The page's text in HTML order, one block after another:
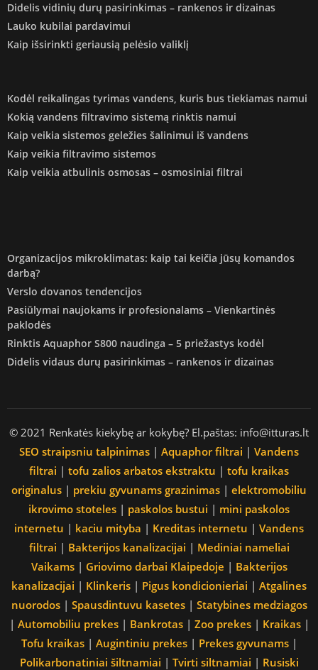
Didelis vidinių durų pasirinkimas – rankenos ir dizainas
Lauko kubilai pardavimui
Kaip išsirinkti geriausią pelėsio valiklį
Kodėl reikalingas tyrimas vandens, kuris bus tiekiamas namui
Kokią vandens filtravimo sistemą rinktis namui
Kaip veikia sistemos geležies šalinimui iš vandens
Kaip veikia filtravimo sistemos
Kaip veikia atbulinis osmosas – osmosiniai filtrai
Organizacijos mikroklimatas: kaip tai keičia jūsų komandos
darbą?
Verslo dovanos tendencijos
Pasiūlymai naujokams ir profesionalams – Vienkartinės
paklodės
Rinktis Aquaphor S800 naudinga – 5 priežastys kodėl
Didelis vidaus durų pasirinkimas – rankenos ir dizainas
© 2021 Renkatės kiekybę ar kokybę? El.paštas: info@itturas.lt
SEO straipsniu talpinimas | Aquaphor filtrai | Vandens
filtrai | tofu zalios arbatos ekstraktu | tofu kraikas
originalus | prekiu gyvunams grazinimas | elektromobiliu
ikrovimo stoteles | paskolos bustui | mini paskolos
internetu | kaciu mityba | Kreditas internetu | Vandens
filtrai | Bakterijos kanalizacijai | Mediniai nameliai
Vaikams| Griovimo darbai Klaipedoje | Bakterijos
kanalizacijai | Klinkeris | Pigus kondicionieriai | Atgalines
nuorodos| Spausdintuvu kasetes| Statybines medziagos
| Automobiliu prekes| Bankrotas| Zoo prekes| Kraikas|
Tofu kraikas| Augintiniu prekes| Prekes gyvunams|
Polikarbonatiniai šiltnamiai | Tvirti siltnamiai | Rusiski